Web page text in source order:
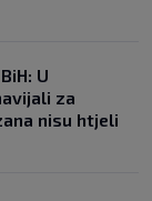
U
za
nisu htjeli